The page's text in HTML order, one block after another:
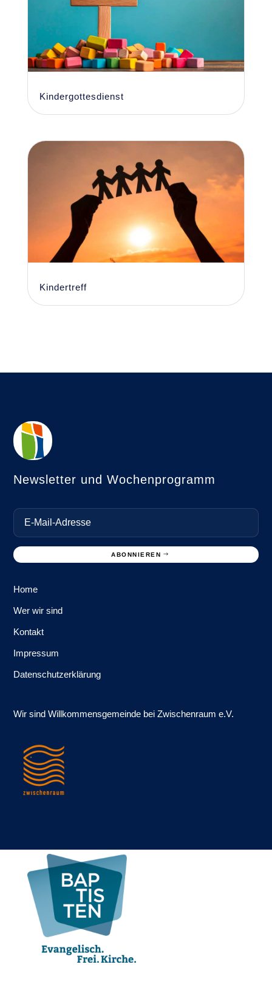
Kindergottesdienst
Kindertreff
Newsletter und Wochenprogramm
ABONNIEREN
Home
Wer wir sind
Kontakt
Impressum
Datenschutzerklärung
Wir sind Willkommens­gemeinde bei Zwischenraum e.V.